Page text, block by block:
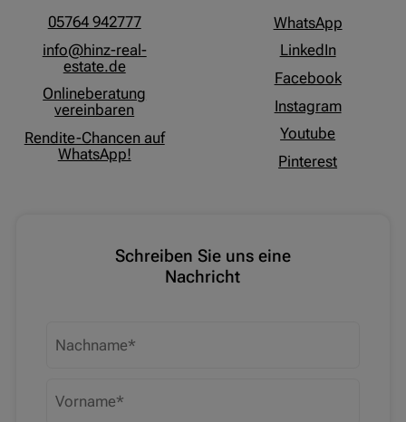
05764 942777
info@hinz-real-
estate.de
Onlineberatung
vereinbaren
Rendite-Chancen auf
WhatsApp!
WhatsApp
LinkedIn
Facebook
Instagram
Youtube
Pinterest
Schreiben Sie uns eine
Nachricht